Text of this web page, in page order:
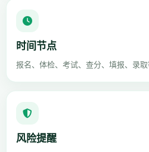
时间节点
报名、体检、考试、查分、填报、录取
风险提醒